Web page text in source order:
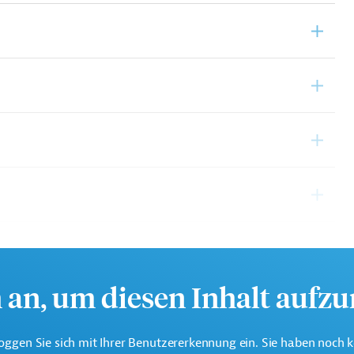
an, um diesen Inhalt
Sie sich mit Ihrer Benutzererkennung ein. Sie haben noch